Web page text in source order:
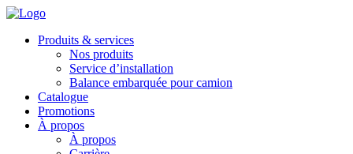
Produits & services
Nos produits
Service d’installation
Balance embarquée pour camion
Catalogue
Promotions
À propos
À propos